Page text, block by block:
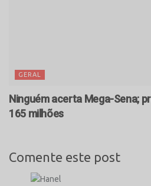
GERAL
Ninguém acerta Mega-Sena;
165 milhões
Comente este post